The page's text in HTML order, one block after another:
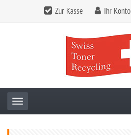
Zur Kasse Ihr Konto
Toggle navigation